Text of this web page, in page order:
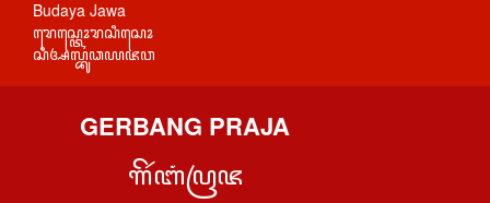
Budaya Jawa
ꦫꦺꦱ꧀ꦠꦺꦴꦫꦱꦶꦱꦺꦴ
ꦱꦶꦄꦭ꧀ꦧꦸꦣꦪꦗꦮ
GERBANG PRAJA
ꦒꦼꦂꦧꦁꦥꦿꦗ